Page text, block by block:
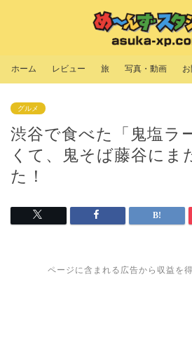
ホーム レビュー 旅 写真・動画
グルメ
渋谷で食べた「鬼塩ラ
くて、鬼そば藤谷にま
た！
ページに含まれる広告から収益を